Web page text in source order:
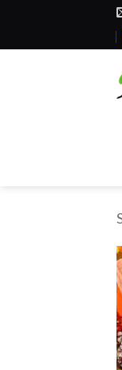
springen